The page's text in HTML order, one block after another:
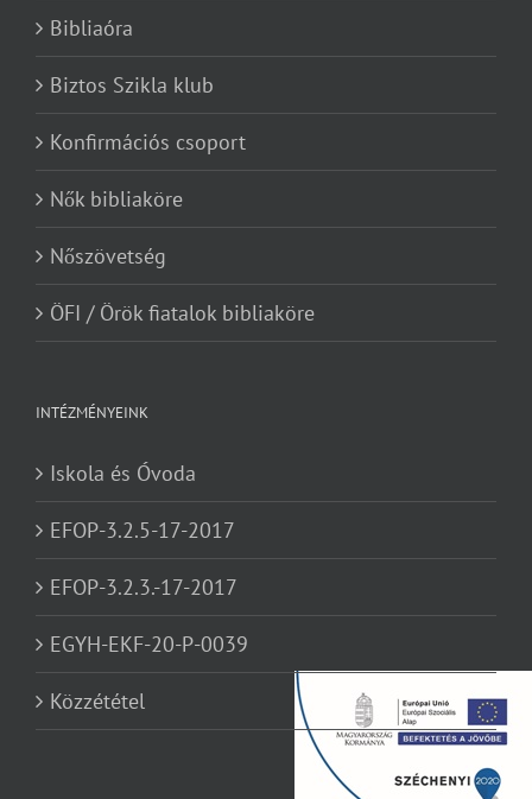
Bibliaóra
Biztos Szikla klub
Konfirmációs csoport
Nők bibliaköre
Nőszövetség
ÖFI / Örök fiatalok bibliaköre
INTÉZMÉNYEINK
Iskola és Óvoda
EFOP-3.2.5-17-2017
EFOP-3.2.3.-17-2017
EGYH-EKF-20-P-0039
Közzététel